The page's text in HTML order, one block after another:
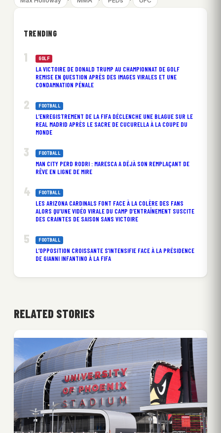
TRENDING
GOLF
LA VICTOIRE DE DONALD TRUMP AU CHAMPIONNAT DE GOLF
REMISE EN QUESTION APRÈS DES IMAGES VIRALES ET UNE
CONDAMNATION PÉNALE
FOOTBALL
L’ENREGISTREMENT DE LA FIFA DÉCLENCHE UNE BLAGUE SUR LE
REAL MADRID APRÈS LE SACRE DE CUCURELLA À LA COUPE DU
MONDE
FOOTBALL
MAN CITY PERD RODRI : MARESCA A DÉJÀ SON REMPLAÇANT DE
RÊVE EN LIGNE DE MIRE
FOOTBALL
LES ARIZONA CARDINALS FONT FACE À LA COLÈRE DES FANS
ALORS QU’UNE VIDÉO VIRALE DU CAMP D’ENTRAÎNEMENT SUSCITE
DES CRAINTES DE SAISON SANS VICTOIRE
FOOTBALL
L’OPPOSITION CROISSANTE S’INTENSIFIE FACE À LA PRÉSIDENCE
DE GIANNI INFANTINO À LA FIFA
RELATED STORIES